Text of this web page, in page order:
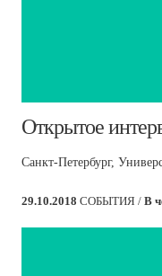
Открытое
Санкт-Петербург,
29.10.2018 СОБЫТИЯ / В